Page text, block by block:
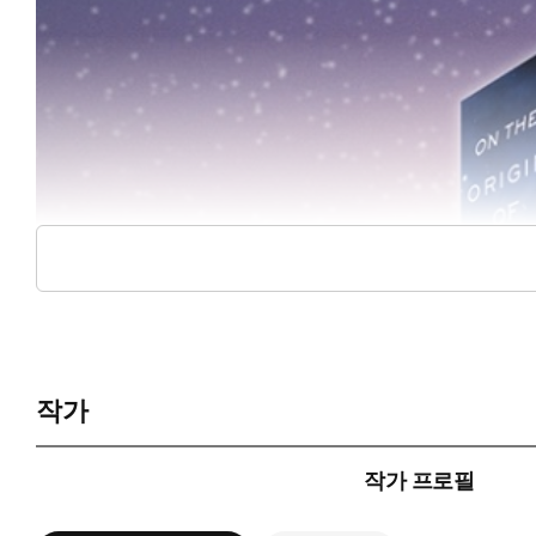
작가
작가 프로필